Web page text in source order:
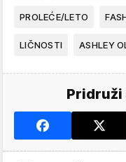
PROLEĆE/LETO
LIČNOSTI ASHLEY
Pridruži